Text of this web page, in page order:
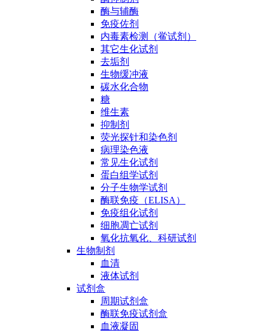
酶与辅酶
免疫佐剂
内毒素检测（鲎试剂）
其它生化试剂
去垢剂
生物缓冲液
碳水化合物
糖
维生素
抑制剂
荧光探针和染色剂
病理染色液
常见生化试剂
蛋白组学试剂
分子生物学试剂
酶联免疫（ELISA）
免疫组化试剂
细胞凋亡试剂
氧化抗氧化、科研试剂
生物制剂
血清
液体试剂
试剂盒
周期试剂盒
酶联免疫试剂盒
血液凝固